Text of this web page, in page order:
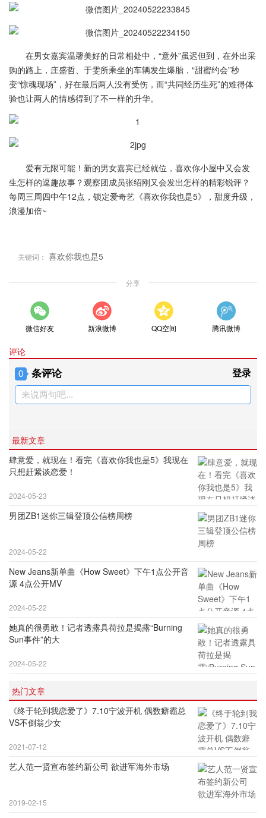
在男女嘉宾温馨美好的日常相处中，“意外”虽迟但到，在外出采
购的路上，庄盛哲、于雯所乘坐的车辆发生爆胎，“甜蜜约会”秒
变“惊魂现场”，好在最后两人没有受伤，而“共同经历生死”的难得体
验也让两人的情感得到了不一样的升华。
爱有无限可能！新的男女嘉宾已经就位，喜欢你小屋中又会发
生怎样的逗趣故事？观察团成员张绍刚又会发出怎样的精彩锐评？
每周三周四中午12点，锁定爱奇艺《喜欢你我也是5》，甜度升级，
浪漫加倍~
关键词： 喜欢你我也是5
分享
微信好友 新浪微博 QQ空间 腾讯微博
评论
0 条评论 登录
来说两句吧...
最新文章
肆意爱，就现在！看完《喜欢你我也是5》我现在
只想赶紧谈恋爱！
2024-05-23
男团ZB1迷你三辑登顶公信榜周榜
2024-05-22
New Jeans新单曲《How Sweet》下午1点公开音
源 4点公开MV
2024-05-22
她真的很勇敢！记者透露具荷拉是揭露“Burning
Sun事件”的大
2024-05-22
热门文章
《终于轮到我恋爱了》7.10宁波开机 偶数癖霸总
VS不倒翁少女
2021-07-12
艺人范一贤宣布签约新公司 欲进军海外市场
2019-02-15